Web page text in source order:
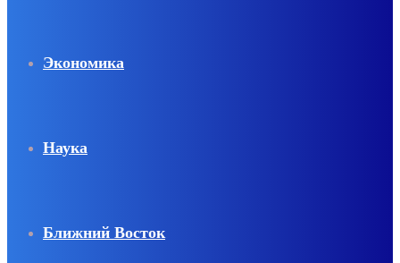
Экономика
Наука
Ближний Восток